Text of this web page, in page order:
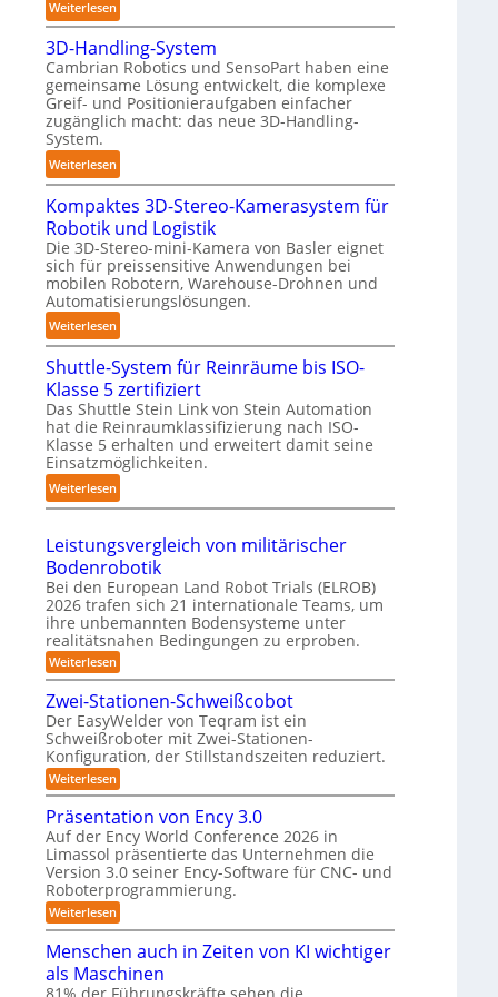
o
b
o
t
n
d
i
g
e
P
o
l
y
m
e
r
l
a
g
e
r
f
ü
r
T
a
u
c
r
o
b
o
t
e
r
Weiterlesen:
A
u
t
o
m
a
t
i
i
e
r
u
n
g
s
t
r
e
f
f
2
0
2
3D-Handling-System
Cambrian Robotics und SensoPart haben eine
gemeinsame Lösung entwickelt, die komplexe
Greif- und Positionieraufgaben einfacher
zugänglich macht: das neue 3D-Handling-
System.
Weiterlesen:
3
D
-
H
a
n
d
l
n
g
-
S
y
s
t
m
Kompaktes 3D-Stereo-Kamerasystem für
Robotik und Logistik
Die 3D-Stereo-mini-Kamera von Basler eignet
sich für preissensitive Anwendungen bei
mobilen Robotern, Warehouse-Drohnen und
Automatisierungslösungen.
Weiterlesen:
K
o
m
p
a
k
t
e
s
D
-
S
t
e
r
e
o
-
K
a
m
e
r
a
s
y
s
e
m
Shuttle-System für Reinräume bis ISO-
Klasse 5 zertifiziert
Das Shuttle Stein Link von Stein Automation
hat die Reinraumklassifizierung nach ISO-
Klasse 5 erhalten und erweitert damit seine
Einsatzmöglichkeiten.
Weiterlesen:
S
u
t
t
l
e
-
S
y
s
t
e
m
ü
r
R
e
i
n
r
ä
Leistungsvergleich von militärischer
Bodenrobotik
Bei den European Land Robot Trials (ELROB)
2026 trafen sich 21 internationale Teams, um
ihre unbemannten Bodensysteme unter
realitätsnahen Bedingungen zu erproben.
Weiterlesen:
L
e
i
s
t
u
n
g
s
v
e
r
g
l
e
i
c
v
o
n
Zwei-Stationen-Schweißcobot
Der EasyWelder von Teqram ist ein
Schweißroboter mit Zwei-Stationen-
Konfiguration, der Stillstandszeiten reduziert.
Weiterlesen:
Z
w
e
i
-
S
t
a
t
i
o
n
e
Präsentation von Ency 3.0
Auf der Ency World Conference 2026 in
Limassol präsentierte das Unternehmen die
Version 3.0 seiner Ency-Software für CNC- und
Roboterprogrammierung.
Weiterlesen:
P
ä
s
e
Menschen auch in Zeiten von KI wichtiger
als Maschinen